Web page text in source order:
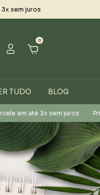
3x sem juros
0
TUDO BLOG
compra? cupom LOE10